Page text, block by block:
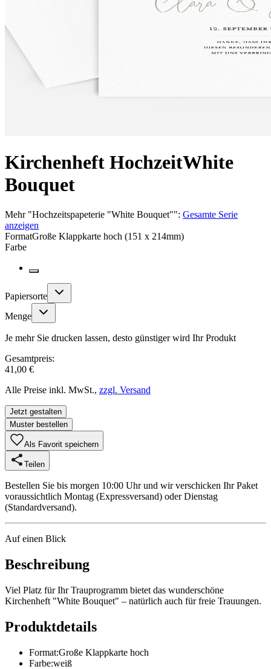
Kirchenheft HochzeitWhite
Bouquet
Mehr"Hochzeitspapeterie "White Bouquet"": Gesamte Serie
anzeigen
FormatGroße Klappkarte hoch (151 x 214mm)
Farbe
Papiersorte
Menge
Je mehr Sie drucken lassen, desto günstiger wird Ihr Produkt
Gesamtpreis:
41,00 €
Alle Preise inkl. MwSt., zzgl. Versand
Jetzt gestalten
Muster bestellen
Als Favorit speichern
Teilen
Bestellen Sie bis morgen 10:00 Uhr und wir verschicken Ihr Paket
voraussichtlich Montag (Expressversand) oder Dienstag
(Standardversand).
Auf einen Blick
Beschreibung
Viel Platz für Ihr Trauprogramm bietet das wunderschöne
Kirchenheft "White Bouquet" – natürlich auch für freie Trauungen.
Produktdetails
Format:Große Klappkarte hoch
Farbe:weiß